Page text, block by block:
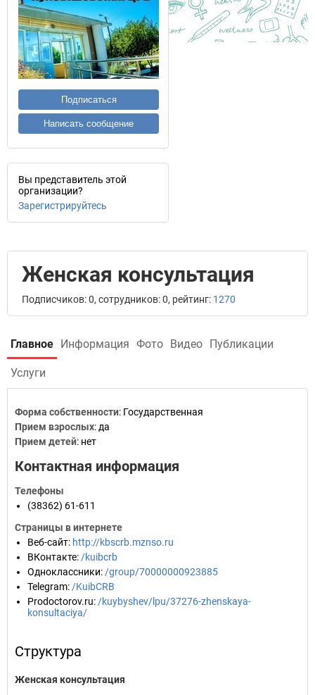
Подписаться
Написать сообщение
Вы представитель этой
организации?
Зарегистрируйтесь
Женская консультация
Подписчиков: 0, сотрудников: 0, рейтинг: 1270
Главное Информация Фото Видео Публикации
Услуги
Форма собственности: Государственная
Прием взрослых: да
Прием детей: нет
Контактная информация
Телефоны
(38362) 61-611
Страницы в интернете
Веб-сайт: http://kbscrb.mznso.ru
ВКонтакте: /kuibcrb
Одноклассники: /group/70000000923885
Telegram: /KuibCRB
Prodoctorov.ru: /kuybyshev/lpu/37276-zhenskaya-
konsultaciya/
Структура
Женская консультация